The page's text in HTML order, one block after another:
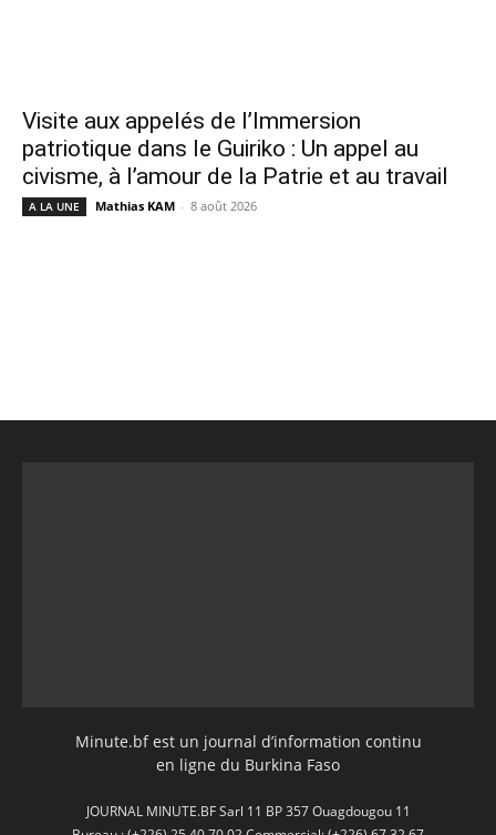
Visite aux appelés de l’Immersion
patriotique dans le Guiriko : Un appel au
civisme, à l’amour de la Patrie et au travail
A LA UNE Mathias KAM - 8 août 2026
Minute.bf est un journal d’information continu
en ligne du Burkina Faso
JOURNAL MINUTE.BF Sarl 11 BP 357 Ouagdougou 11